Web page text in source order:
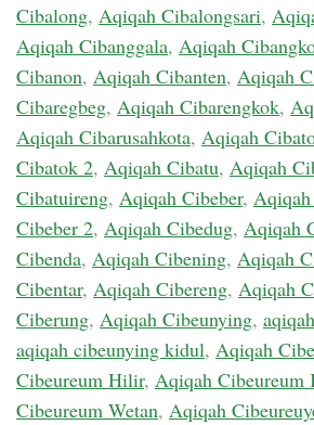
Cibalong, Aqiqah Cibalongsari,
Aqiqah Cibanggala, Aqiqah
Cibanon, Aqiqah Cibanten, Aqiqah
Cibaregbeg, Aqiqah Cibarengkok,
Aqiqah Cibarusahkota, Aqiqah
Cibatok 2, Aqiqah Cibatu, Aqiqah
Cibatuireng, Aqiqah Cibeber,
Cibeber 2, Aqiqah Cibedug, Aqiqah
Cibenda, Aqiqah Cibening, Aqiqah
Cibentar, Aqiqah Cibereng, Aqiqah
Ciberung, Aqiqah Cibeunying,
aqiqah cibeunying kidul, Aqiqah
Cibeureum Hilir, Aqiqah Cibeureum
Cibeureum Wetan, Aqiqah